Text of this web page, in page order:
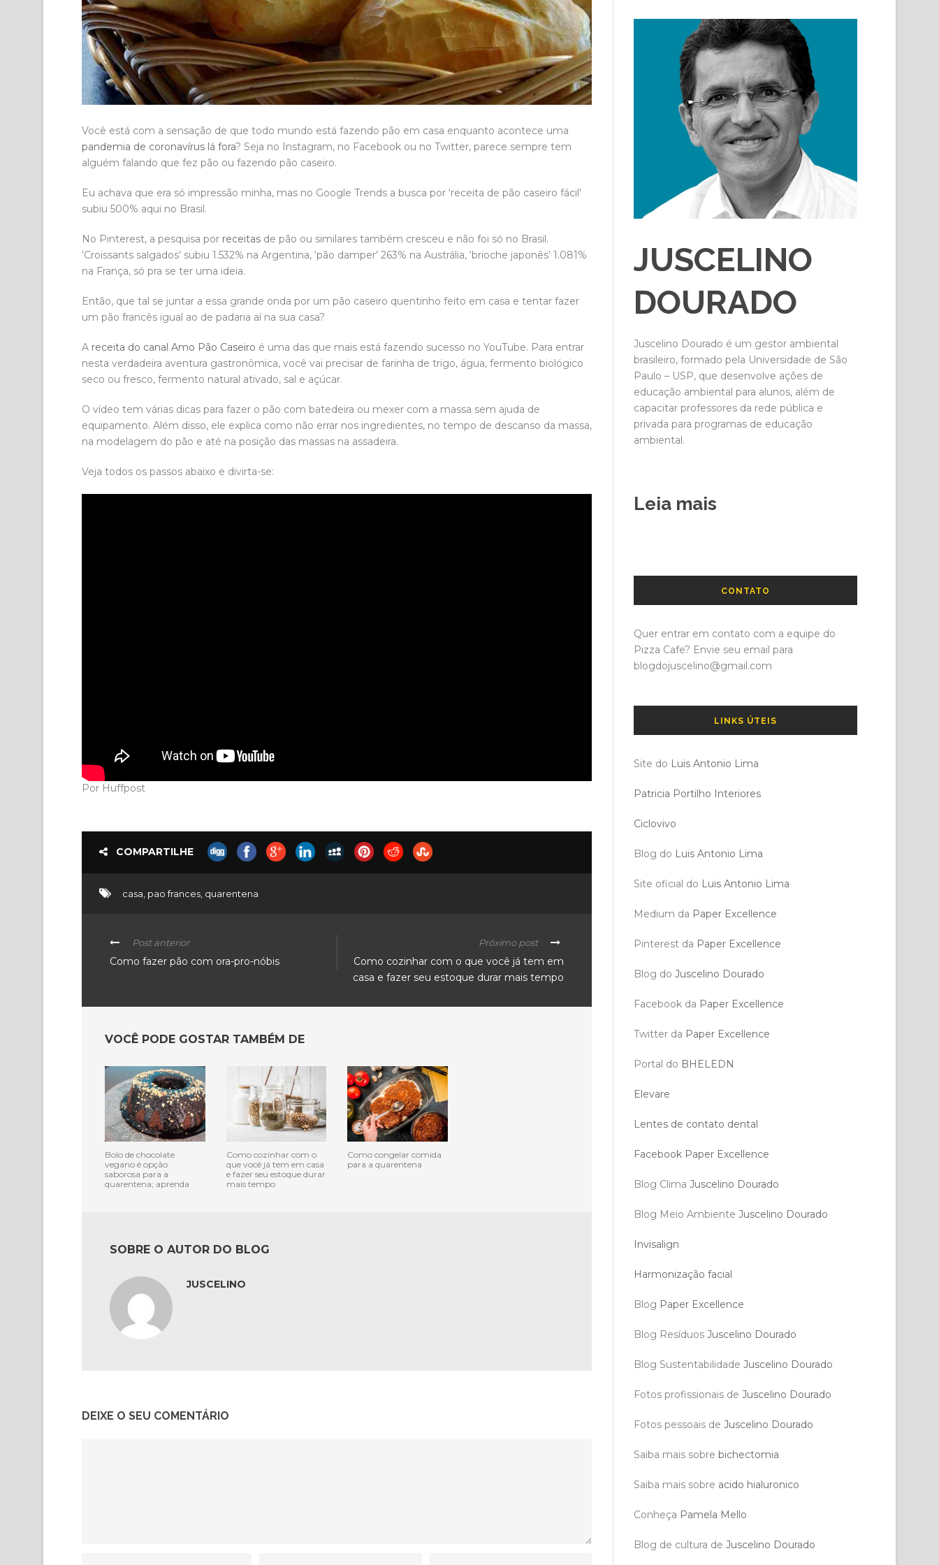
Você está com a sensação de que todo mundo está fazendo pão em casa enquanto acontece uma
pandemia de coronavírus lá fora? Seja no Instagram, no Facebook ou no Twitter, parece sempre tem
alguém falando que fez pão ou fazendo pão caseiro.
Eu achava que era só impressão minha, mas no Google Trends a busca por ‘receita de pão caseiro fácil’
subiu 500% aqui no Brasil.
No Pinterest, a pesquisa por receitas de pão ou similares também cresceu e não foi só no Brasil.
‘Croissants salgados’ subiu 1.532% na Argentina, ‘pão damper’ 263% na Austrália, ‘brioche japonês’ 1.081%
na França, só pra se ter uma ideia.
Então, que tal se juntar a essa grande onda por um pão caseiro quentinho feito em casa e tentar fazer
um pão francês igual ao de padaria aí na sua casa?
A receita do canal Amo Pão Caseiro é uma das que mais está fazendo sucesso no YouTube. Para entrar
nesta verdadeira aventura gastronômica, você vai precisar de farinha de trigo, água, fermento biológico
seco ou fresco, fermento natural ativado, sal e açúcar.
O vídeo tem várias dicas para fazer o pão com batedeira ou mexer com a massa sem ajuda de
equipamento. Além disso, ele explica como não errar nos ingredientes, no tempo de descanso da massa,
na modelagem do pão e até na posição das massas na assadeira.
Veja todos os passos abaixo e divirta-se:
Por Huffpost
COMPARTILHE
casa, pao frances, quarentena
Post anterior
Como fazer pão com ora-pro-nóbis
Próximo post
Como cozinhar com o que você já tem em
casa e fazer seu estoque durar mais tempo
VOCÊ PODE GOSTAR TAMBÉM DE
Bolo de chocolate
vegano é opção
saborosa para a
quarentena; aprenda
Como cozinhar com o
que você já tem em casa
e fazer seu estoque durar
mais tempo
Como congelar comida
para a quarentena
SOBRE O AUTOR DO BLOG
JUSCELINO
DEIXE O SEU COMENTÁRIO
JUSCELINO
DOURADO
Juscelino Dourado é um gestor ambiental
brasileiro, formado pela Universidade de São
Paulo – USP, que desenvolve ações de
educação ambiental para alunos, além de
capacitar professores da rede pública e
privada para programas de educação
ambiental.
Leia mais
CONTATO
Quer entrar em contato com a equipe do
Pizza Cafe? Envie seu email para
blogdojuscelino@gmail.com
LINKS ÚTEIS
Site do Luis Antonio Lima
Patricia Portilho Interiores
Ciclovivo
Blog do Luis Antonio Lima
Site oficial do Luis Antonio Lima
Medium da Paper Excellence
Pinterest da Paper Excellence
Blog doJuscelino Dourado
Facebook da Paper Excellence
Twitter da Paper Excellence
Portal do BHELEDN
Elevare
Lentes de contato dental
Facebook Paper Excellence
Blog ClimaJuscelino Dourado
Blog Meio AmbienteJuscelino Dourado
Invisalign
Harmonização facial
Blog Paper Excellence
Blog ResíduosJuscelino Dourado
Blog SustentabilidadeJuscelino Dourado
Fotos profissionais deJuscelino Dourado
Fotos pessoais deJuscelino Dourado
Saiba mais sobre bichectomia
Saiba mais sobre acido hialuronico
Conheça Pamela Mello
Blog de cultura deJuscelino Dourado